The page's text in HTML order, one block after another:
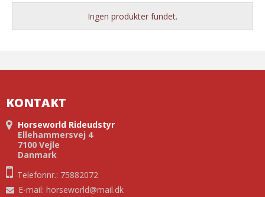
Ingen produkter fundet.
KONTAKT
Horseworld Rideudstyr
Ellehammersvej 4
7100 Vejle
Danmark
Telefonnr.: 75882072
E-mail: horseworld@mail.dk